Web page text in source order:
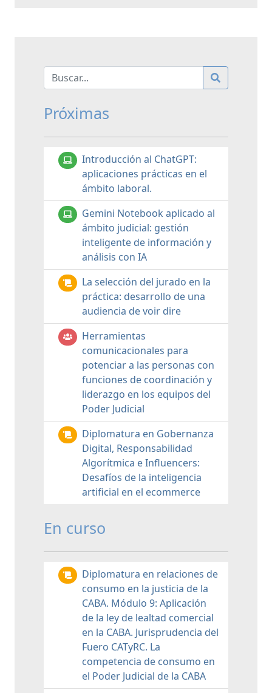
Próximas
Introducción al ChatGPT:
aplicaciones prácticas en el
ámbito laboral.
Gemini Notebook aplicado al
ámbito judicial: gestión
inteligente de información y
análisis con IA
La selección del jurado en la
práctica: desarrollo de una
audiencia de voir dire
Herramientas
comunicacionales para
potenciar a las personas con
funciones de coordinación y
liderazgo en los equipos del
Poder Judicial
Diplomatura en Gobernanza
Digital, Responsabilidad
Algorítmica e Influencers:
Desafíos de la inteligencia
artificial en el ecommerce
En curso
Diplomatura en relaciones de
consumo en la justicia de la
CABA. Módulo 9: Aplicación
de la ley de lealtad comercial
en la CABA. Jurisprudencia del
Fuero CATyRC. La
competencia de consumo en
el Poder Judicial de la CABA